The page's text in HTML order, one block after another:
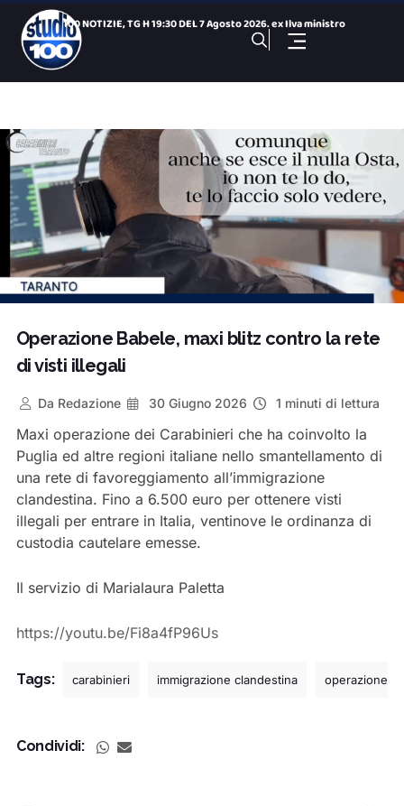
100 NOTIZIE, TG H 19:30 DEL 7 Agosto 2026. ex Ilva ministro
Minaccia di buttarsi da un dirupo delle cave di Fantiano: sa
Al via le iscrizioni per il corso ITS Cuccovillo a Taranto
Giochi del Mediterraneo: Conto alla Rovescia, puntata del 7
100 NOTIZIE, TG SPORTIVO DEL 7 Agosto 2026. Eccellenza, ecco
Festival del Cabaret, presentata la 30ª edizione
100 NOTIZIE, TG H 14:00 DEL 7 Agosto 2026. ex Ilva ministro
Incidente all’ex Ilva : operaio gravemente ferito all&
100 Sport Weekend, puntata del 7 agosto
Operazione Babele, maxi blitz contro la rete
di visti illegali
Da Redazione 30 Giugno 2026 1 minuti di lettura
Maxi operazione dei Carabinieri che ha coinvolto la
Puglia ed altre regioni italiane nello smantellamento di
una rete di favoreggiamento all’immigrazione
clandestina. Fino a 6.500 euro per ottenere visti
illegali per entrare in Italia, ventinove le ordinanza di
custodia cautelare emesse.
Il servizio di Marialaura Paletta
https://youtu.be/Fi8a4fP96Us
Tags: carabinieri immigrazione clandestina operazione
Condividi: